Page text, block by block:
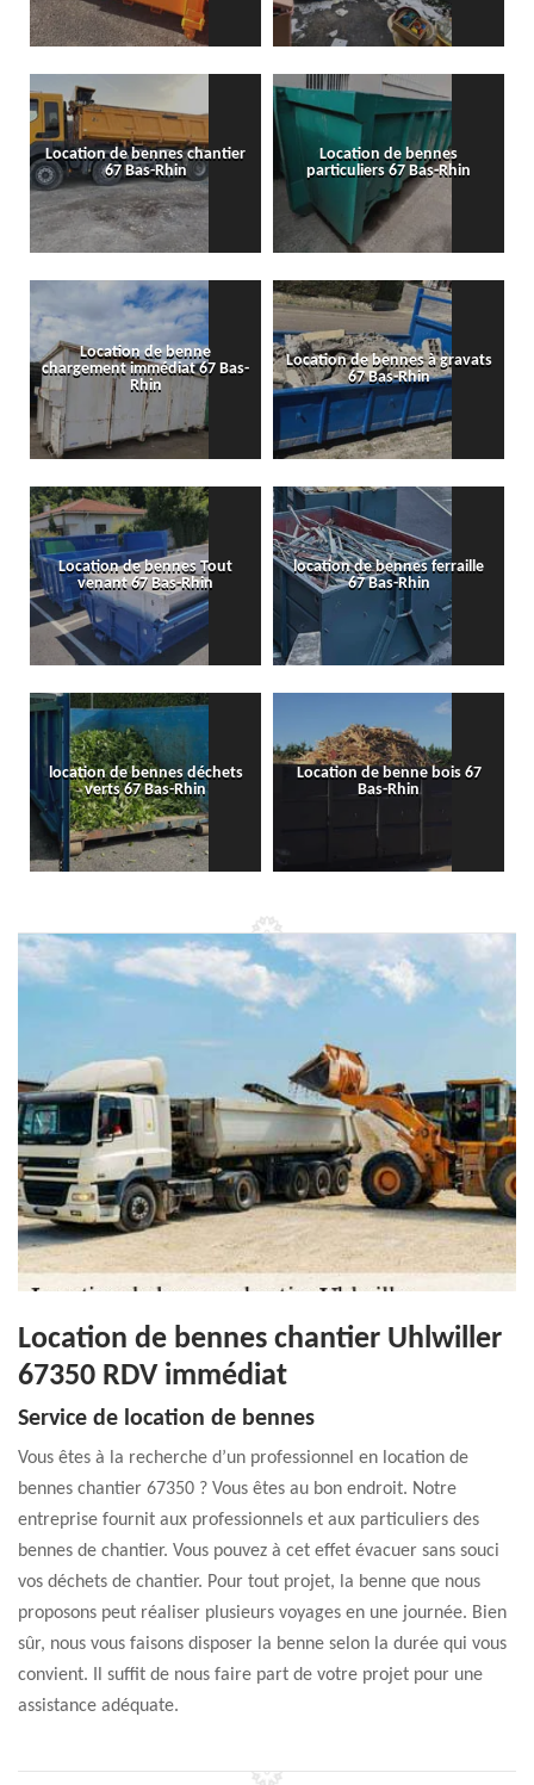
Location de bennes chantier
67 Bas-Rhin
Location de bennes
particuliers 67 Bas-Rhin
Location de benne
chargement immédiat 67 Bas-
Rhin
Location de bennes à gravats
67 Bas-Rhin
Location de bennes Tout
venant 67 Bas-Rhin
location de bennes ferraille
67 Bas-Rhin
location de bennes déchets
verts 67 Bas-Rhin
Location de benne bois 67
Bas-Rhin
Location de bennes chantier Uhlwiller
67350 RDV immédiat
Service de location de bennes
Vous êtes à la recherche d’un professionnel en location de
bennes chantier 67350 ? Vous êtes au bon endroit. Notre
entreprise fournit aux professionnels et aux particuliers des
bennes de chantier. Vous pouvez à cet effet évacuer sans souci
vos déchets de chantier. Pour tout projet, la benne que nous
proposons peut réaliser plusieurs voyages en une journée. Bien
sûr, nous vous faisons disposer la benne selon la durée qui vous
convient. Il suffit de nous faire part de votre projet pour une
assistance adéquate.